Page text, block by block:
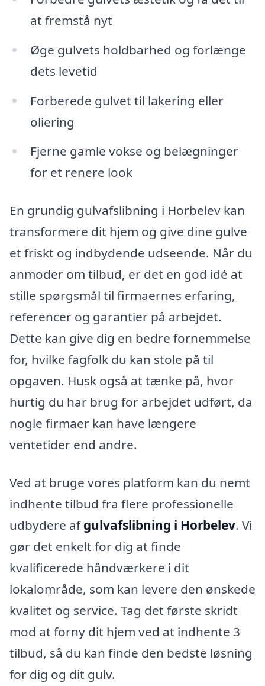
at fremstå nyt
Øge gulvets holdbarhed og forlænge
dets levetid
Forberede gulvet til lakering eller
oliering
Fjerne gamle vokse og belægninger
for et renere look
En grundig gulvafslibning i Horbelev kan
transformere dit hjem og give dine gulve
et friskt og indbydende udseende. Når du
anmoder om tilbud, er det en god idé at
stille spørgsmål til firmaernes erfaring,
referencer og garantier på arbejdet.
Dette kan give dig en bedre fornemmelse
for, hvilke fagfolk du kan stole på til
opgaven. Husk også at tænke på, hvor
hurtig du har brug for arbejdet udført, da
nogle firmaer kan have længere
ventetider end andre.
Ved at bruge vores platform kan du nemt
indhente tilbud fra flere professionelle
udbydere afgulvafslibning i Horbelev. Vi
gør det enkelt for dig at finde
kvalificerede håndværkere i dit
lokalområde, som kan levere den ønskede
kvalitet og service. Tag det første skridt
mod at forny dit hjem ved at indhente 3
tilbud, så du kan finde den bedste løsning
for dig og dit gulv.